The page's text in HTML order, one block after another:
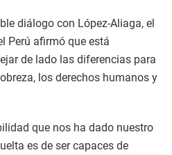
diálogo con López-Aliaga, el
Perú afirmó que está
de lado las diferencias para
los derechos humanos y
que nos ha dado nuestro
es de ser capaces de